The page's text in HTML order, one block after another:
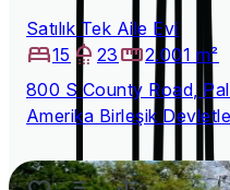
Satılık Tek Aile Evi
15
23
2.001 m²
800 S County Road,
Amerika Birleşik